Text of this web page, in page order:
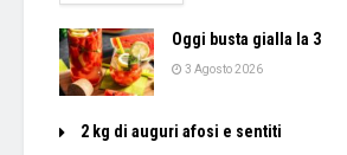
Oggi busta gialla la 3
3 Agosto 2026
2 kg di auguri afosi e sentiti